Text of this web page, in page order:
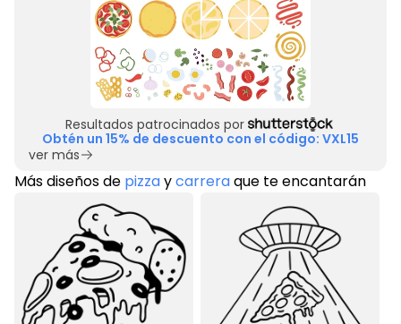
Resultados patrocinados por
Obtén un 15% de descuento con el código: VXL15
ver más
Más diseños de pizzaycarreraque te encantarán